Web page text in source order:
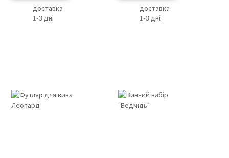
доставка
1‑3 дні
доставка
1‑3 дні